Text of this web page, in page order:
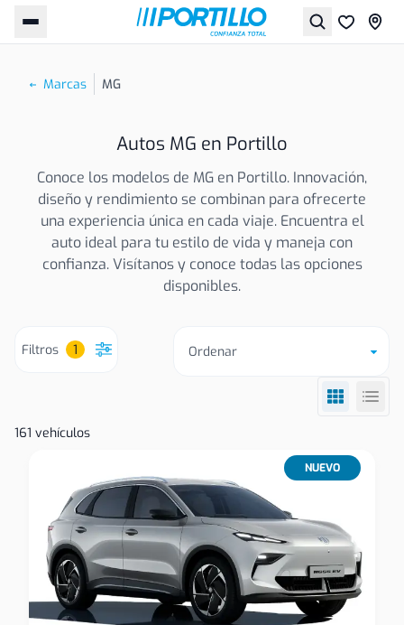
Marcas MG
Autos MG en Portillo
Conoce los modelos de MG en Portillo. Innovación,
diseño y rendimiento se combinan para ofrecerte
una experiencia única en cada viaje. Encuentra el
auto ideal para tu estilo de vida y maneja con
confianza. Visítanos y conoce todas las opciones
disponibles.
Filtros 1 Ordenar
161 vehículos
NUEVO